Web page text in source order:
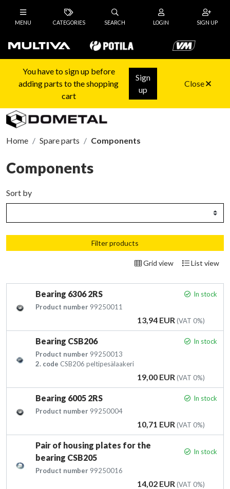
MENU CATEGORIES SEARCH LOGIN SIGN UP
You have to sign up before
adding parts to the shopping
cart
Sign
up
Close
Home Spare parts Components
Components
Sort by
Filter products
Grid view List view
Bearing 6306 2RS
In stock
Product number 99250011
Price
13,94 EUR(VAT 0%)
Bearing CSB206
In stock
Product number 99250013
2. code CSB206 peltipesälaakeri
Price
19,00 EUR(VAT 0%)
Bearing 6005 2RS
In stock
Product number 99250004
Price
10,71 EUR(VAT 0%)
Pair of housing plates for the
bearing CSB205
In stock
Product number 99250016
Price
14,02 EUR(VAT 0%)